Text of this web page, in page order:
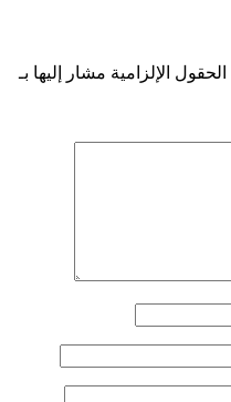
الحقول الإلزامية مشار إليها بـ